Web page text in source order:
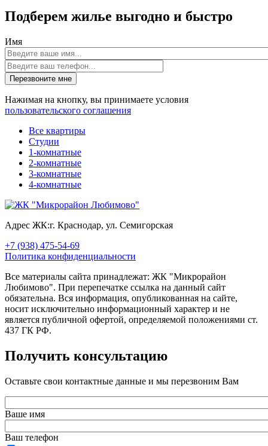
Подберем жилье выгодно и быстро
Имя
Перезвоните мне
Нажимая на кнопку, вы принимаете условия
пользовательского соглашения
Все квартиры
Студии
1-комнатные
2-комнатные
3-комнатные
4-комнатные
Адрес ЖК:г. Краснодар, ул. Семигорская
+7 (938) 475-54-69
Политика конфиденциальности
Все материалы сайта принадлежат: ЖК "Микрорайон
Любимово". При перепечатке ссылка на данный сайт
обязательна. Вся информация, опубликованная на сайте,
носит исключительно информационный характер и не
является публичной офертой, определяемой положениями ст.
437 ГК РФ.
Получить консультацию
Оставьте свои контактные данные и мы перезвоним Вам
Ваше имя
Ваш телефон